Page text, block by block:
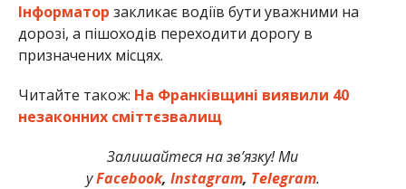
Інформатор закликає водіїв бути уважними на
дорозі, а пішоходів переходити дорогу в
призначених місцях.
Читайте також: На Франківщині виявили 40
незаконних сміттєзвалищ
Залишайтеся на зв’язку! Ми
уFacebook, Instagram, Telegram.